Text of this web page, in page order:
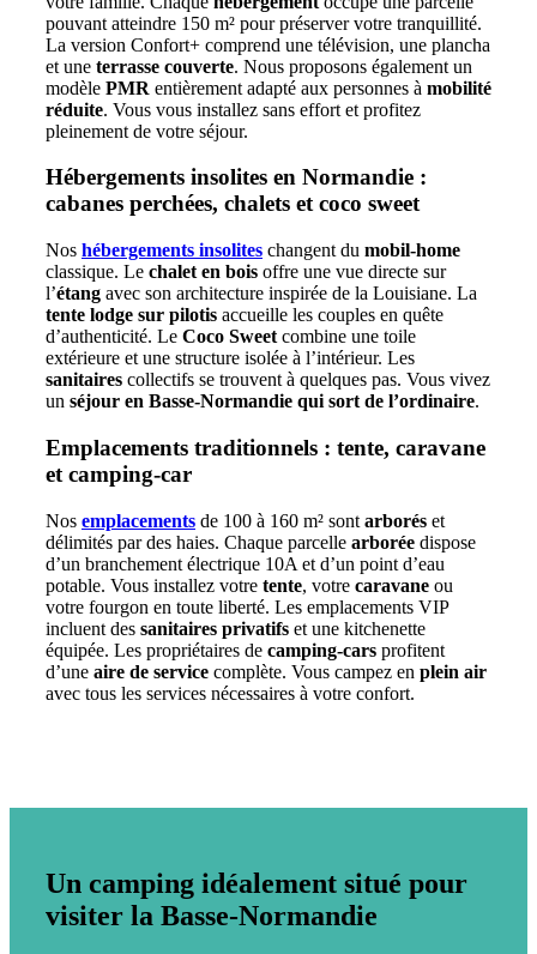
pouvant atteindre 150 m² pour préserver votre tranquillité.
La version Confort+ comprend une télévision, une plancha
et une terrasse couverte. Nous proposons également un
modèle PMR entièrement adapté aux personnes à mobilité
réduite. Vous vous installez sans effort et profitez
pleinement de votre séjour.
Hébergements insolites en Normandie :
cabanes perchées, chalets et coco sweet
Nos hébergements insolites changent du mobil-home
classique. Le chalet en bois offre une vue directe sur
l’étang avec son architecture inspirée de la Louisiane. La
tente lodge sur pilotis accueille les couples en quête
d’authenticité. Le Coco Sweet combine une toile
extérieure et une structure isolée à l’intérieur. Les
sanitaires collectifs se trouvent à quelques pas. Vous vivez
un séjour en Basse-Normandie qui sort de l’ordinaire.
Emplacements traditionnels : tente, caravane
et camping-car
Nos emplacements de 100 à 160 m² sont arborés et
délimités par des haies. Chaque parcelle arborée dispose
d’un branchement électrique 10A et d’un point d’eau
potable. Vous installez votre tente, votre caravane ou
votre fourgon en toute liberté. Les emplacements VIP
incluent des sanitaires privatifs et une kitchenette
équipée. Les propriétaires de camping-cars profitent
d’une aire de service complète. Vous campez en plein air
avec tous les services nécessaires à votre confort.
Un camping idéalement situé pour
visiter la Basse-Normandie